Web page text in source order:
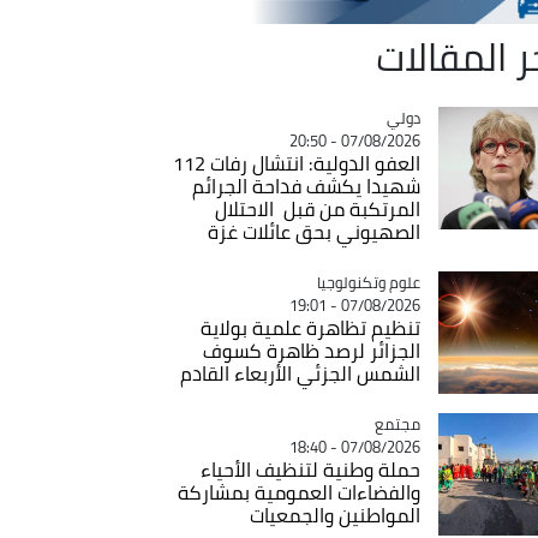
المقالات
Catégorie
دولي
07/08/2026 - 20:50
العفو الدولية: انتشال رفات 112
شهيدا يكشف فداحة الجرائم
المرتكبة من قبل الاحتلال
الصهيوني بحق عائلات غزة
Catégorie
علوم وتكنولوجيا
07/08/2026 - 19:01
تنظيم تظاهرة علمية بولاية
الجزائر لرصد ظاهرة كسوف
الشمس الجزئي الأربعاء القادم
Catégorie
مجتمع
07/08/2026 - 18:40
حملة وطنية لتنظيف الأحياء
والفضاءات العمومية بمشاركة
المواطنين والجمعيات